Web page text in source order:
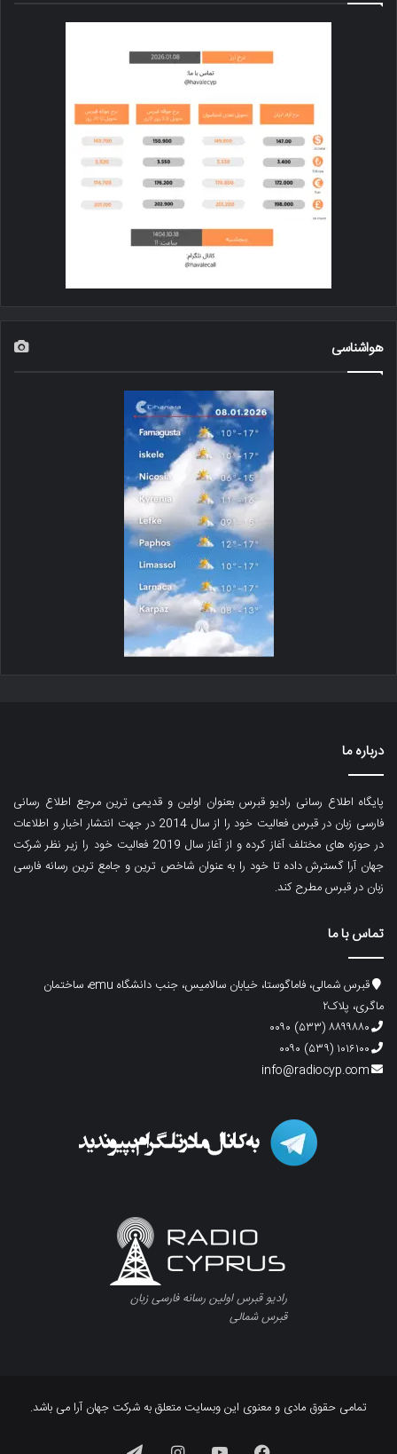
هواشناسی
درباره ما
پایگاه اطلاع رسانی رادیو قبرس بعنوان اولین و قدیمی ترین مرجع اطلاع رسانی
فارسی زبان در قبرس فعالیت خود را از سال 2014 در جهت انتشار اخبار و اطلاعات
در حوزه های مختلف آغاز کرده و از آغاز سال 2019 فعالیت خود را زیر نظر شرکت
جهان آرا گسترش داده تا خود را به عنوان شاخص ترین و جامع ترین رسانه فارسی
زبان در قبرس مطرح کند.
تماس با ما
قبرس شمالی، فاماگوستا، خیابان سالامیس، جنب دانشگاه emu، ساختمان
ماگری، پلاک۲
۸۸۹۹۸۸۰ (۵۳۳) ۰۰۹۰
۱۰۱۶۱۰۰ (۵۳۹) ۰۰۹۰
info@radiocyp.com
رادیو قبرس اولین رسانه فارسی زبان
قبرس شمالی
تمامی حقوق مادی و معنوی این وبسایت متعلق به شرکت جهان آرا می باشد.